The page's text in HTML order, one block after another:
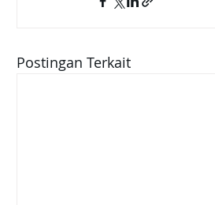
Postingan Terkait